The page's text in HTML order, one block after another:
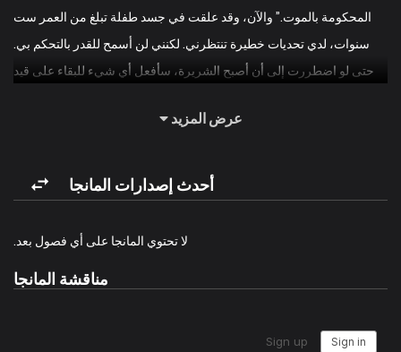
المحكومة بالموت.” والآن، وقد علقت في جسد طفلة تبلغ من العمر ست
سنوات، لدي تحديات خطيرة تنتظرني. لكنني لن أسمح للقدر بالتحكم بي.
حتى لو اضطررت إلى أن أصبح الشريرة، سأفعل أي شيء للبقاء على قيد
عرض المزيد
أحدث إصدارات المانجا
لا تحتوي المانجا على أي فصول بعد.
مناقشة المانجا